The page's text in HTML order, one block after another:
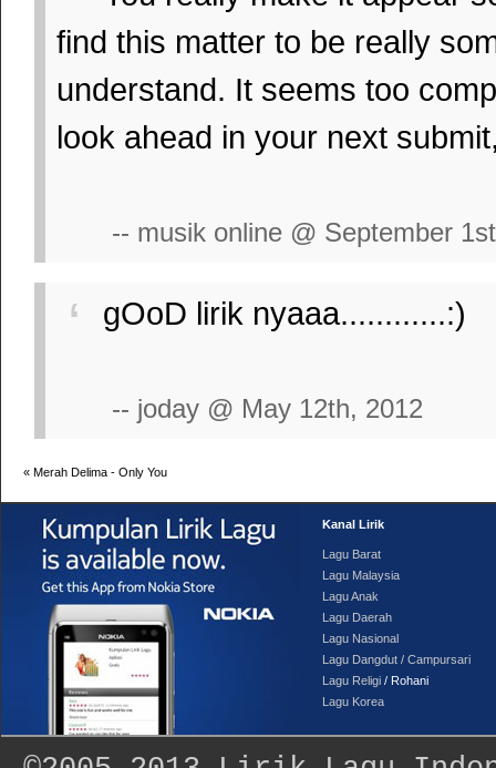
find this matter to be really
understand. It seems too
look ahead in your next
-- musik online @ September
gOoD lirik nyaaa............:)
-- joday @ May 12th, 2012
« Merah Delima - Only You
Kanal Lirik
Lagu Barat
Lagu Malaysia
Lagu Anak
Lagu Daerah
Lagu Nasional
Lagu Dangdut / Campursari
Lagu Religi / Rohani
Lagu Korea